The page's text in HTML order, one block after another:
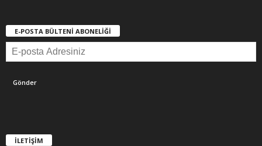
E-POSTA BÜLTENİ ABONELİĞİ
İLETİŞİM